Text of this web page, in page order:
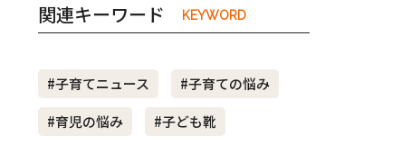
関連キーワード KEYWORD
#子育てニュース
#子育ての悩み
#育児の悩み
#子ども靴